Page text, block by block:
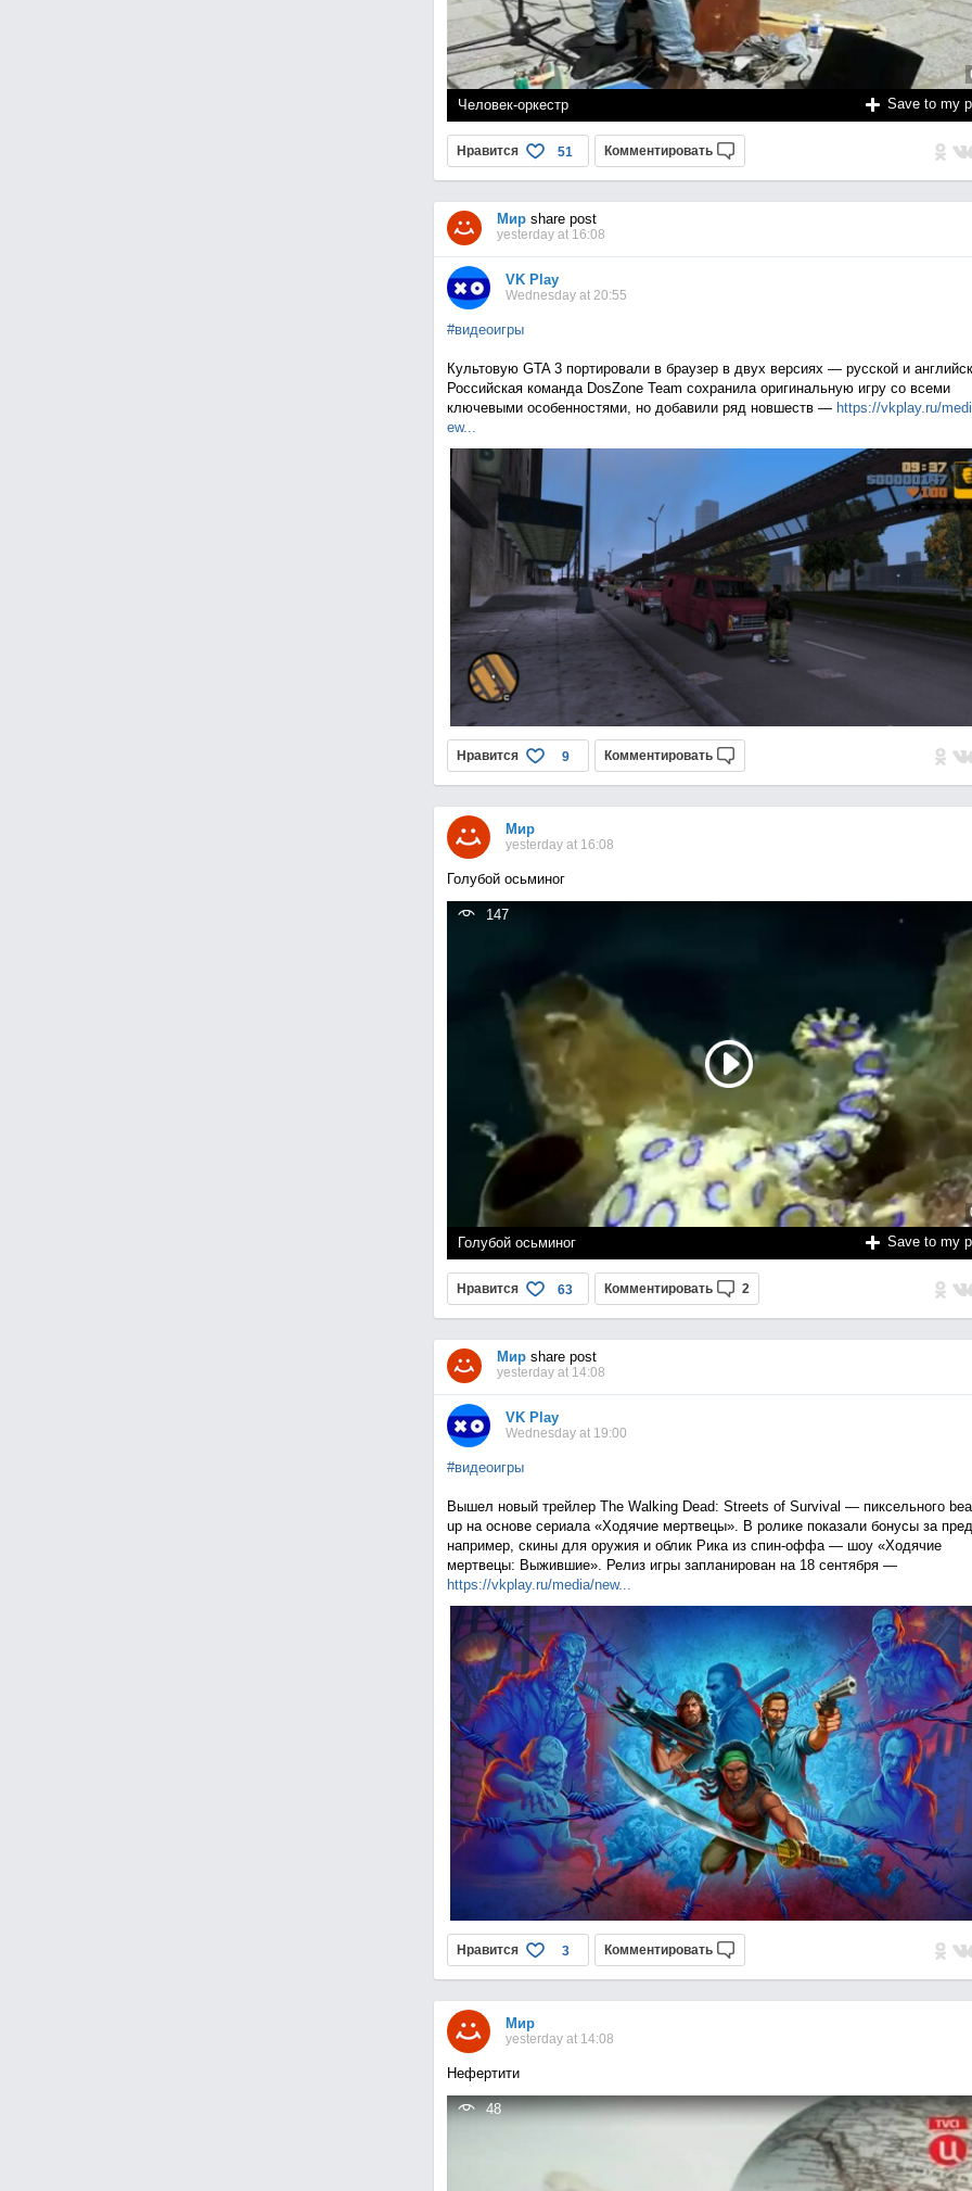
Человек-оркестр Save to my
Нравится 51 Комментировать
Мирshare post
yesterday at 16:08
VK Play
Wednesday at 20:55
#видеоигры
Культовую GTA 3 портировали в браузер в двух версиях — русской и
Российская команда DosZone Team сохранила оригинальную игру со всеми
ключевыми особенностями, но добавили ряд новшеств — https://vkplay.ru/
ew...
Нравится 9 Комментировать
Мир
yesterday at 16:08
Голубой осьминог
147
Голубой осьминог Save to my
Нравится 63 Комментировать 2
Мирshare post
yesterday at 14:08
VK Play
Wednesday at 19:00
#видеоигры
Вышел новый трейлер The Walking Dead: Streets of Survival — пиксельного
up на основе сериала «Ходячие мертвецы». В ролике показали бонусы за
например, скины для оружия и облик Рика из спин-оффа — шоу «Ходячие
мертвецы: Выжившие». Релиз игры запланирован на 18 сентября —
https://vkplay.ru/media/new...
Нравится 3 Комментировать
Мир
yesterday at 14:08
Нефертити
48